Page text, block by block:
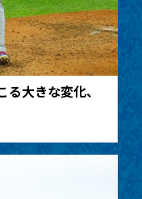
る大きな変化、